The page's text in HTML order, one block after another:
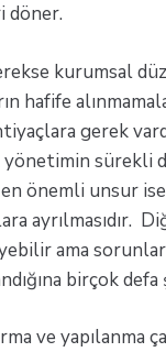
döner.
kurumsal
hafife
gerek
sürekli
önemli unsur
ayrılmasıdır.
ama
birçok
ve yapılanma